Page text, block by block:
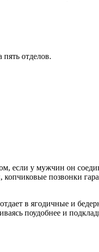
отделов.
если у мужчин он
позвонки
в ягодичные и
поудобнее и